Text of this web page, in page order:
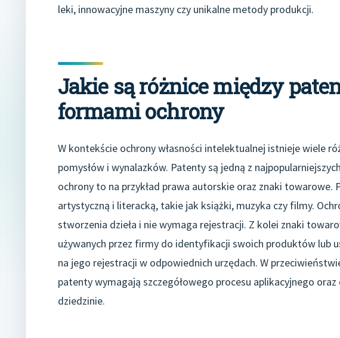
leki, innowacyjne maszyny czy unikalne metody produkcji.
Jakie są różnice między
formami ochrony
W kontekście ochrony własności intelektualnej istnieje wiele
pomysłów i wynalazków. Patenty są jedną z
ochrony to na przykład prawa autorskie oraz znaki
artystyczną i literacką, takie jak książki, muzyka czy filmy.
stworzenia dzieła i nie wymaga rejestracji. Z kolei znaki
używanych przez firmy do identyfikacji swoich produktów lub
na jego rejestracji w odpowiednich urzędach. W
patenty wymagają szczegółowego procesu aplikacyjnego
dziedzinie.